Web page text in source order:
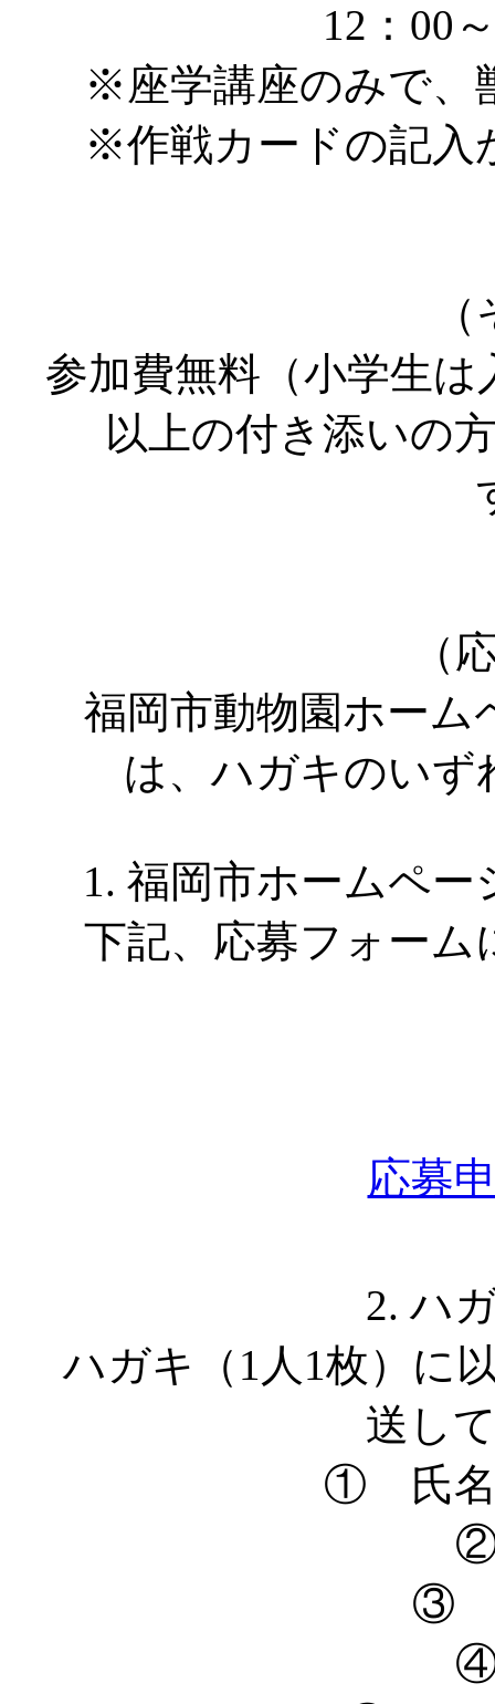
12：00
※座学講座のみで、
※作戦カードの記入
参加費無料（小学生
以上の付き添いの
（
福岡市動物園ホーム
は、ハガキのいず
1. 福岡市ホームペ
下記、応募フォーム
応募
2. ハ
ハガキ（1人1枚）に
送し
① 氏名
③